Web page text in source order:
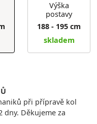
Výška
postavy
188 - 195 cm
skladem
při přípravě kol
dny. Děkujeme za